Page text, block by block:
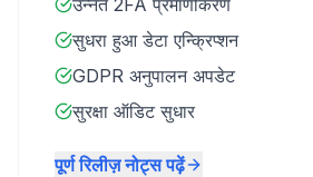
उन्नत 2FA प्रमाणीकरण
सुधरा हुआ डेटा एन्क्रिप्शन
GDPR अनुपालन अपडेट
सुरक्षा ऑडिट सुधार
पूर्ण रिलीज़ नोट्स पढ़ें